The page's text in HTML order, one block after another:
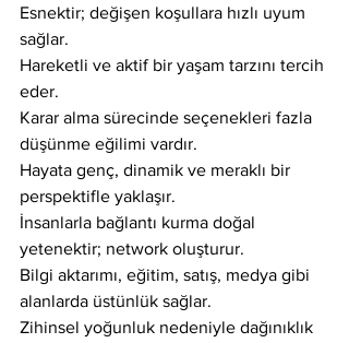
Esnektir; değişen koşullara hızlı uyum
sağlar.
Hareketli ve aktif bir yaşam tarzını tercih
eder.
Karar alma sürecinde seçenekleri fazla
düşünme eğilimi vardır.
Hayata genç, dinamik ve meraklı bir
perspektifle yaklaşır.
İnsanlarla bağlantı kurma doğal
yetenektir; network oluşturur.
Bilgi aktarımı, eğitim, satış, medya gibi
alanlarda üstünlük sağlar.
Zihinsel yoğunluk nedeniyle dağınıklık